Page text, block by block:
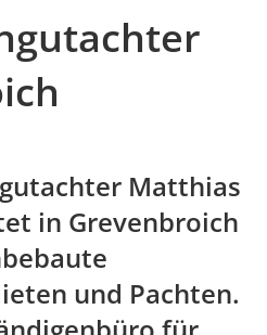
Matthias
in Grevenbroich
und Pachten.